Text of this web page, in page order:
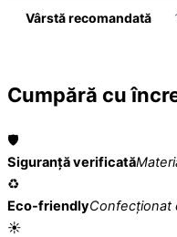
Vârstă recomandată
Cumpără cu
🛡️
Siguranță verificată
♻️
Eco-friendlyConfecționat
☀️